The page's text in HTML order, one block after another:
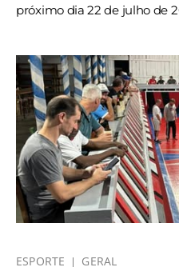
próximo dia 22 de julho de
ESPORTE GERAL